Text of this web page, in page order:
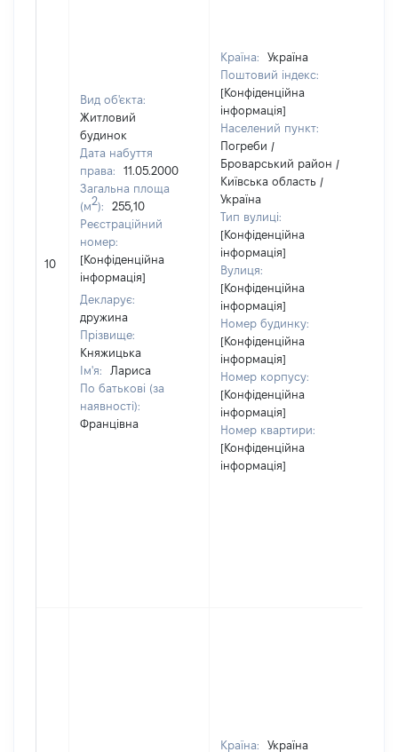
10
Вид об'єкта:
Житловий
будинок
Дата набуття
права:
11.05.2000
Загальна площа
(м2):
255,10
Реєстраційний
номер:
[Конфіденційна
інформація]
Декларує:
дружина
Прізвище:
Княжицька
Ім'я:
Лариса
По батькові (за
наявності):
Францівна
Країна:
Україна
Поштовий індекс:
[Конфіденційна
інформація]
Населений пункт:
Погреби /
Броварський район /
Київська область /
Україна
Тип вулиці:
[Конфіденційна
інформація]
Вулиця:
[Конфіденційна
інформація]
Номер будинку:
[Конфіденційна
інформація]
Номер корпусу:
[Конфіденційна
інформація]
Номер квартири:
[Конфіденційна
інформація]
Країна:
Україна